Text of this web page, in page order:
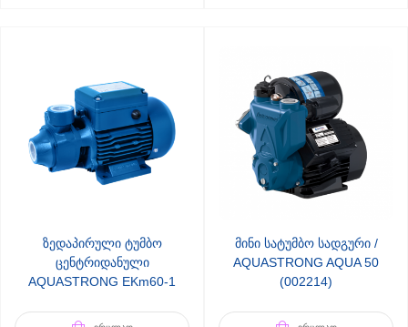
ზედაპირული ტუმბო
ცენტრიდანული
AQUASTRONG EKm60-1
მინი სატუმბო სადგური /
AQUASTRONG AQUA 50
(002214)